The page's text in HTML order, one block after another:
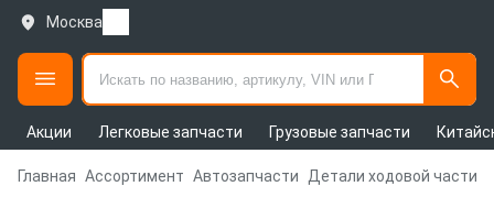
Москва
Акции Легковые запчасти Грузовые запчасти
Главная Ассортимент Автозапчасти Детали ходовой части и